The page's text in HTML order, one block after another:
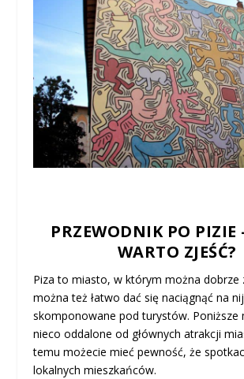
PRZEWODNIK PO PIZIE
WARTO ZJEŚĆ?
Piza to miasto, w którym można dobrze
można też łatwo dać się naciągnąć na
skomponowane pod turystów. Poniższe
nieco oddalone od głównych atrakcji
temu możecie mieć pewność, że
lokalnych mieszkańców.